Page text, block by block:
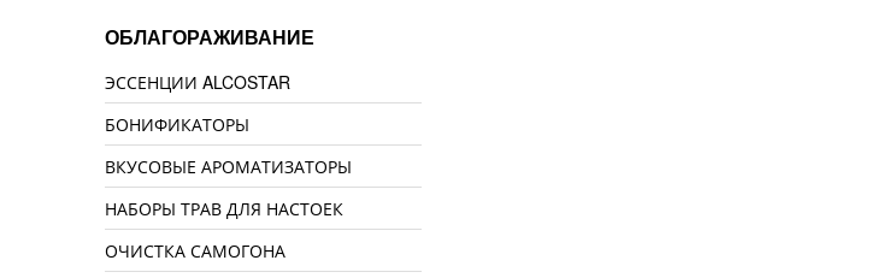
ОБЛАГОРАЖИВАНИЕ
ЭССЕНЦИИ ALCOSTAR
БОНИФИКАТОРЫ
ВКУСОВЫЕ АРОМАТИЗАТОРЫ
НАБОРЫ ТРАВ ДЛЯ НАСТОЕК
ОЧИСТКА САМОГОНА